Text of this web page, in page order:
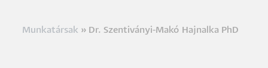
Munkatársak Dr. Szentiványi-Makó Hajnalka PhD